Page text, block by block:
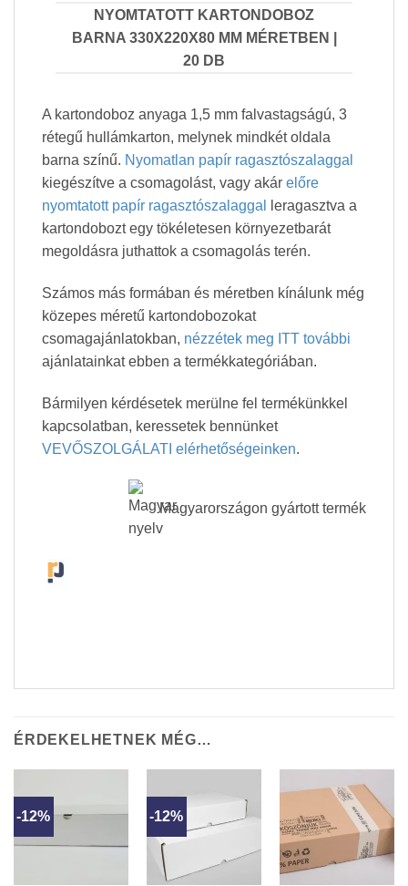
NYOMTATOTT KARTONDOBOZ
BARNA 330X220X80 MM MÉRETBEN |
20 DB
A kartondoboz anyaga 1,5 mm falvastagságú, 3
rétegű hullámkarton, melynek mindkét oldala
barna színű. Nyomatlan papír ragasztószalaggal
kiegészítve a csomagolást, vagy akár előre
nyomtatott papír ragasztószalaggal
leragasztva a
kartondobozt egy tökéletesen környezetbarát
megoldásra juthattok a csomagolás terén.
Számos más formában és méretben kínálunk még
közepes méretű kartondobozokat
csomagajánlatokban, nézzétek meg ITT további
ajánlatainkat ebben a termékkategóriában.
Bármilyen kérdésetek merülne fel termékünkkel
kapcsolatban, keressetek bennünket
VEVŐSZOLGÁLATI elérhetőségeinken.
Magyarországon gyártott termék
ÉRDEKELHETNEK MÉG…
-12% -12%